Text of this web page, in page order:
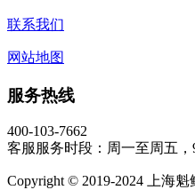
联系我们
网站地图
服务热线
400-103-7662
客服服务时段：周一至周五，
Copyright © 2019-2024 上海